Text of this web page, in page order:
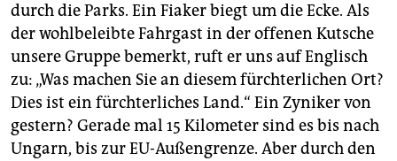
epaper login
durch die Parks. Ein Fiaker biegt um die Ecke. Als
der wohlbeleibte Fahrgast in der offenen Kutsche
unsere Gruppe bemerkt, ruft er uns auf Englisch
zu: „Was machen Sie an diesem fürchterlichen Ort?
Dies ist ein fürchterliches Land.“ Ein Zyniker von
gestern? Gerade mal 15 Kilometer sind es bis nach
Ungarn, bis zur EU-Außengrenze. Aber durch den